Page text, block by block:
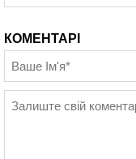
КОМЕНТАРІ